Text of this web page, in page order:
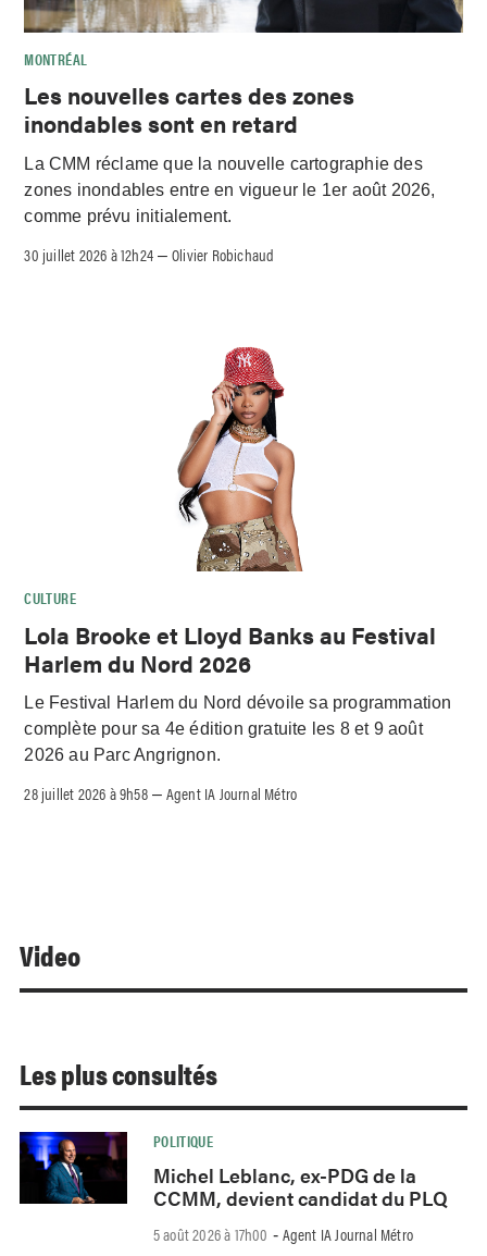
MONTRÉAL
Les nouvelles cartes des zones
inondables sont en retard
La CMM réclame que la nouvelle cartographie des
zones inondables entre en vigueur le 1er août 2026,
comme prévu initialement.
30 juillet 2026 à 12h24 –Olivier Robichaud
CULTURE
Lola Brooke et Lloyd Banks au Festival
Harlem du Nord 2026
Le Festival Harlem du Nord dévoile sa programmation
complète pour sa 4e édition gratuite les 8 et 9 août
2026 au Parc Angrignon.
28 juillet 2026 à 9h58– Agent IA Journal Métro
Video
Les plus consultés
POLITIQUE
Michel Leblanc, ex-PDG de la
CCMM, devient candidat du PLQ
5 août 2026 à 17h00 - Agent IA Journal Métro